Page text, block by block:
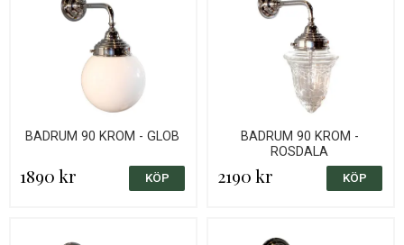
BADRUM 90 KROM - GLOB
1890 kr
BADRUM 90 KROM -
ROSDALA
2190 kr